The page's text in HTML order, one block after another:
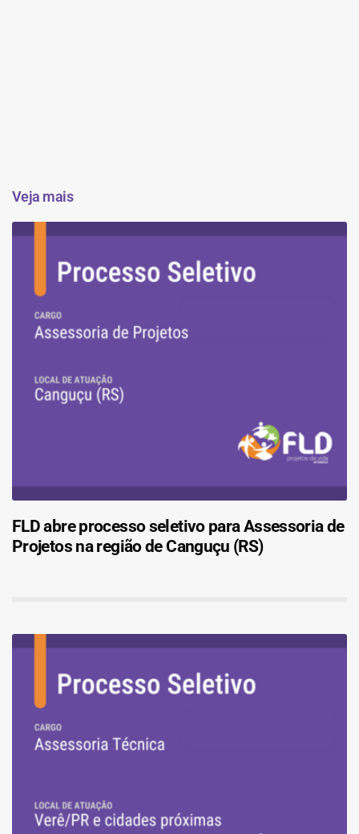
Veja mais
FLD abre processo seletivo para Assessoria de
Projetos na região de Canguçu (RS)